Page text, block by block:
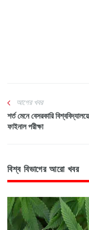
আগের খবর
শর্ত মেনে বেসরকারি বিশ্ববিদ্যালয়ে
ফাইনাল পরীক্ষা
বিশ্ব বিভাগের আরো খবর